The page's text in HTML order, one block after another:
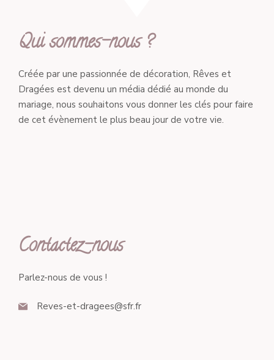
Qui sommes-nous ?
Créée par une passionnée de décoration, Rêves et
Dragées est devenu un média dédié au monde du
mariage, nous souhaitons vous donner les clés pour faire
de cet évènement le plus beau jour de votre vie.
Contactez-nous
Parlez-nous de vous !
Reves-et-dragees@sfr.fr